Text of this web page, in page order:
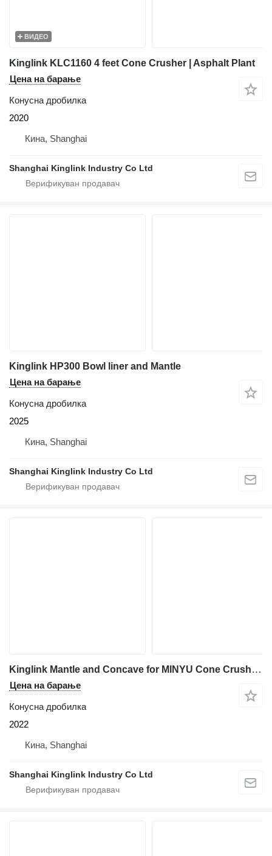
ВИДЕО
Kinglink KLC1160 4 feet Cone Crusher | Asphalt Plant
Цена на барање
Конусна дробилка
2020
Кина, Shanghai
Shanghai Kinglink Industry Co Ltd
Kinglink HP300 Bowl liner and Mantle
Цена на барање
Конусна дробилка
2025
Кина, Shanghai
Shanghai Kinglink Industry Co Ltd
Kinglink Mantle and Concave for MINYU Cone Crushers
Цена на барање
Конусна дробилка
2022
Кина, Shanghai
Shanghai Kinglink Industry Co Ltd